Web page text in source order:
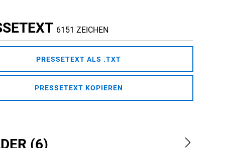
6151 ZEICHEN
PRESSETEXT ALS .TXT
PRESSETEXT KOPIEREN
(6)